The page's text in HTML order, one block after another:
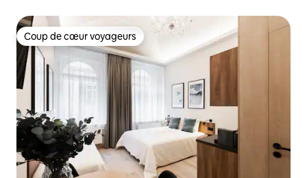
Coup de cœur voyageurs
Coup de cœur voyageurs